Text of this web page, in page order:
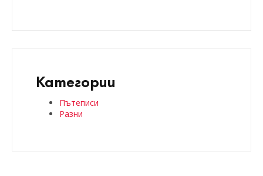
Категории
Пътеписи
Разни